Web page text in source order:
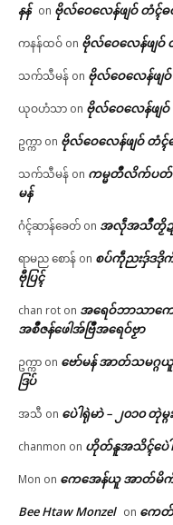
နန် on ဗိုလ်ဝေလေန်ဖျဝ် တံၚ်
ကနန်ထဝ် on ဗိုလ်ဝေလေန်ဖျ
သက်သီမန် on ဗိုလ်ဝေလေန်ဖ
ယုဝဟံသာ on ဗိုလ်ဝေလေန်ဖျ
ဥက္ကာ on ဗိုလ်ဝေလေန်ဖျဝ် တံ
သက်သီမန် on ကမ္မတဳလိက်ပတ်
မန်
ဂံၚ်ဆာန်ခေတ် on အလဵုအသဳတၟိဍုၚ်ဗ
ရာမည စောန် on စပ်ကဵုညးဒှ်ဒဒို
ဗီုပြၚ်
chan rot on အရေဝ်ဘာသာက
အစဳဇန်ဖေါအ်ဗြဳအရေဝ်ဗၟာ
ဥက္ကာ on ဗော်မန် အာတ်သမဂ္ဂ
ဒြပ်
အသီ on ပေဲါရုဲမာဲ – ၂၀၁၀ တုဲမ္ဂ
chanmon on ဟိုတ်နူအသိၚ်ပေဲ
Mon on ကေအေန်ယူ အာတ်မိက်
Bee Htaw Monzel on ကေ